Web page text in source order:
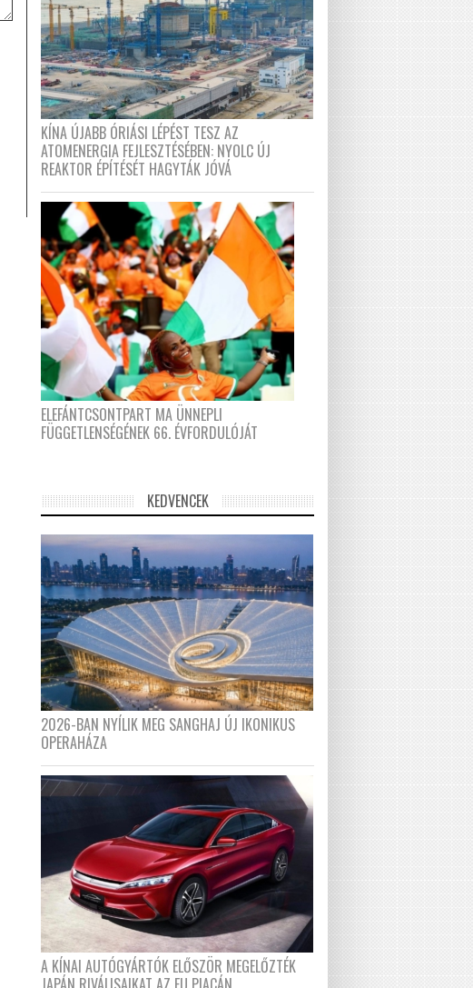
KÍNA ÚJABB ÓRIÁSI LÉPÉST TESZ AZ
ATOMENERGIA FEJLESZTÉSÉBEN: NYOLC ÚJ
REAKTOR ÉPÍTÉSÉT HAGYTÁK JÓVÁ
ELEFÁNTCSONTPART MA ÜNNEPLI
FÜGGETLENSÉGÉNEK 66. ÉVFORDULÓJÁT
KEDVENCEK
2026-BAN NYÍLIK MEG SANGHAJ ÚJ IKONIKUS
OPERAHÁZA
A KÍNAI AUTÓGYÁRTÓK ELŐSZÖR MEGELŐZTÉK